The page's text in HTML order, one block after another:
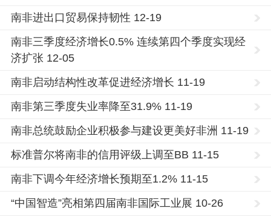
南非进出口贸易保持韧性 12-19
南非三季度经济增长0.5% 连续第四个季度实现经
济扩张 12-05
南非启动结构性改革促进经济增长 11-19
南非第三季度失业率降至31.9% 11-19
南非总统鼓励企业积极参与建设更美好非洲 11-19
标准普尔将南非的信用评级上调至BB 11-15
南非下调今年经济增长预期至1.2% 11-15
“中国智造”亮相第四届南非国际工业展 10-26